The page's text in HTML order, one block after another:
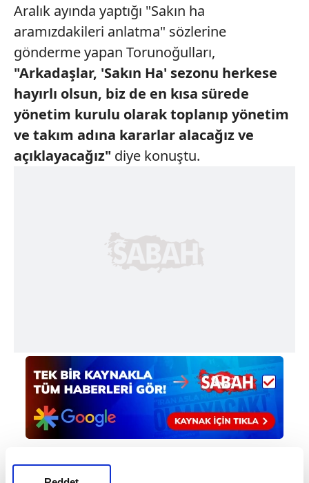
Aralık ayında yaptığı "Sakın ha
aramızdakileri anlatma" sözlerine
gönderme yapan Torunoğulları,
"Arkadaşlar, 'Sakın Ha' sezonu herkese
hayırlı olsun, biz de en kısa sürede
yönetim kurulu olarak toplanıp yönetim
ve takım adına kararlaralacağız ve
açıklayacağız" diye konuştu.